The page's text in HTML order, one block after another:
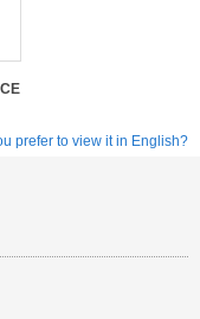
prefer to view it in English?